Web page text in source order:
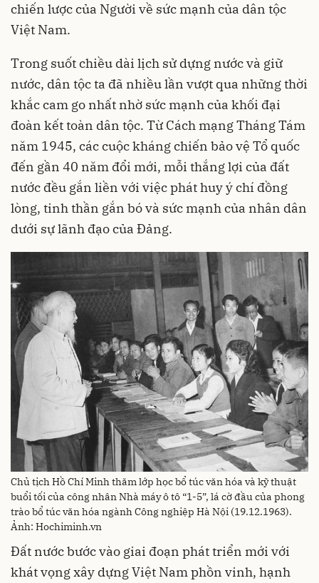
chiến lược của Người về sức mạnh của dân tộc
Việt Nam.
Trong suốt chiều dài lịch sử dựng nước và giữ
nước, dân tộc ta đã nhiều lần vượt qua những thời
khắc cam go nhất nhờ sức mạnh của khối đại
đoàn kết toàn dân tộc. Từ Cách mạng Tháng Tám
năm 1945, các cuộc kháng chiến bảo vệ Tổ quốc
đến gần 40 năm đổi mới, mỗi thắng lợi của đất
nước đều gắn liền với việc phát huy ý chí đồng
lòng, tinh thần gắn bó và sức mạnh của nhân dân
dưới sự lãnh đạo của Đảng.
Chủ tịch Hồ Chí Minh thăm lớp học bổ túc văn hóa và kỹ thuật
buổi tối của công nhân Nhà máy ô tô “1-5”, lá cờ đầu của phong
trào bổ túc văn hóa ngành Công nghiệp Hà Nội (19.12.1963).
Ảnh: Hochiminh.vn
Đất nước bước vào giai đoạn phát triển mới với
khát vọng xây dựng Việt Nam phồn vinh, hạnh